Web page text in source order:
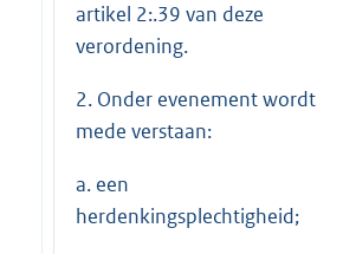
artikel 2:.39 van deze
verordening.
2. Onder evenement wordt
mede verstaan:
a. een
herdenkingsplechtigheid;